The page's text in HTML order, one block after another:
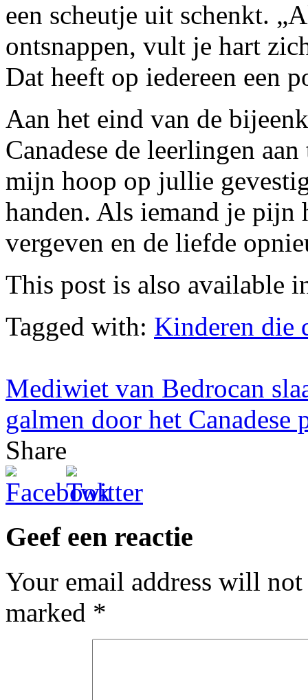
een scheutje uit schenkt.
ontsnappen, vult je hart
Dat heeft op iedereen een
Aan het eind van de
Canadese de leerlingen
mijn hoop op jullie
handen. Als iemand je pijn
vergeven en de liefde
This post is also available
Tagged with: Kinderen die
Mediwiet van Bedrocan
galmen door het Canadese
Share
Geef een reactie
Your email address will
marked *